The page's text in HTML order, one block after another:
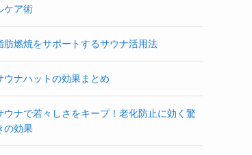
ケア術
肪燃焼をサポートするサウナ活用法
ウナハットの効果まとめ
ウナで若々しさをキープ！老化防止に効く驚
の効果